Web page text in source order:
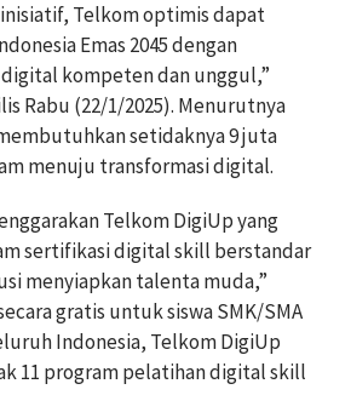
Telkom optimis dapat
Emas 2045 dengan
kompeten dan unggul,”
Rabu (22/1/2025). Menurutnya
setidaknya 9 juta
menuju transformasi digital.
Telkom DigiUp yang
sertifikasi digital skill berstandar
menyiapkan talenta muda,”
gratis untuk siswa SMK/SMA
Indonesia, Telkom DigiUp
11 program pelatihan digital skill